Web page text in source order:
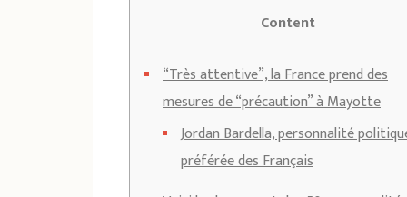
Content
“Très attentive”, la France prend des
mesures de “précaution” à Mayotte
Jordan Bardella, personnalité
préférée des Français